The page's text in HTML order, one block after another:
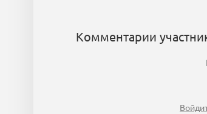
Комментарии